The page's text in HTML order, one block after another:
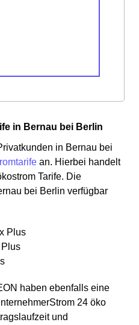
in Bernau bei Berlin
in Bernau bei
an. Hierbei handelt
Tarife. Die
bei Berlin verfügbar
Plus
Plus
haben ebenfalls eine
24 öko
und